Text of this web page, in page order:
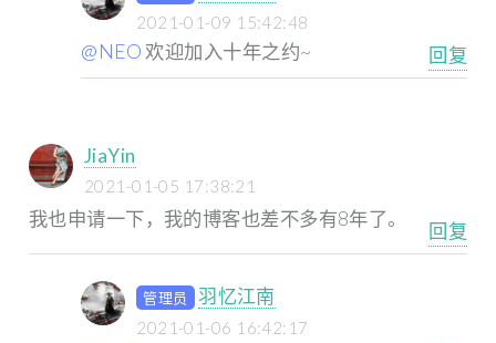
2021-01-09 15:42:48
@NEO欢迎加入十年之约~ 回复
JiaYin
2021-01-05 17:38:21
我也申请一下，我的博客也差不多有8年了。
回复
管理员 羽忆江南
2021-01-06 16:42:17